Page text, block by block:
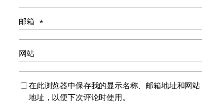
邮箱 *
网站
在此浏览器中保存我的显示名称、邮箱地址和网站
地址，以便下次评论时使用。